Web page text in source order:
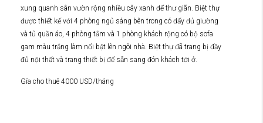
xung quanh sân vườn rộng nhiều cây xanh để thư giãn. Biệt thự
được thiết kế với 4 phòng ngủ sáng bên trong có đấy đủ giường
và tủ quần áo, 4 phòng tắm và 1 phòng khách rộng có bộ sofa
gam màu trắng làm nổi bật lên ngôi nhà. Biệt thự đã trang bị đầy
đủ nội thất và trang thiết bị để sẵn sang đón khách tới ở.
Gía cho thuê 4000 USD/tháng